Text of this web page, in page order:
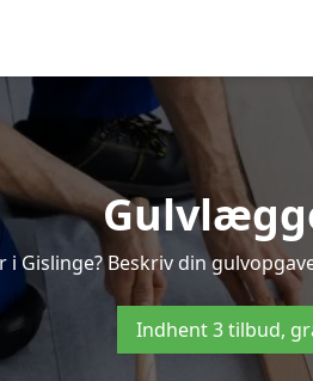
Gislinge? Beskriv din
Indhent 3 tilbud,